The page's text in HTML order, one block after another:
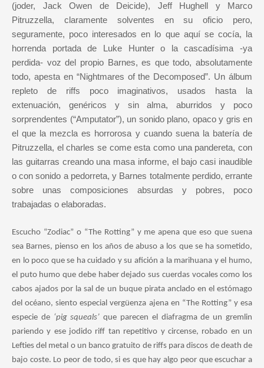
(joder, Jack Owen de Deicide), Jeff Hughell y Marco
Pitruzzella, claramente solventes en su oficio pero,
seguramente, poco interesados en lo que aquí se cocía, la
horrenda portada de Luke Hunter o la cascadísima -ya
perdida- voz del propio Barnes, es que todo, absolutamente
todo, apesta en “Nightmares of the Decomposed”. Un álbum
repleto de riffs poco imaginativos, usados hasta la
extenuación, genéricos y sin alma, aburridos y poco
sorprendentes (“Amputator”), un sonido plano, opaco y gris en
el que la mezcla es horrorosa y cuando suena la batería de
Pitruzzella, el charles se come esta como una pandereta, con
las guitarras creando una masa informe, el bajo casi inaudible
o con sonido a pedorreta, y Barnes totalmente perdido, errante
sobre unas composiciones absurdas y pobres, poco
trabajadas o elaboradas.
Escucho “Zodiac” o “The Rotting” y me apena que eso que suena
sea Barnes, pienso en los años de abuso a los que se ha sometido,
en lo poco que se ha cuidado y su afición a la marihuana y el humo,
el puto humo que debe haber dejado sus cuerdas vocales como los
cabos ajados por la sal de un buque pirata anclado en el estómago
del océano, siento especial vergüenza ajena en “The Rotting” y esa
especie de ‘pig squeals’que parecen el diafragma de un gremlin
pariendo y ese jodido riff tan repetitivo y circense, robado en un
Lefties del metal o un banco gratuito de riffs para discos de death de
bajo coste. Lo peor de todo, si es que hay algo peor que escuchar a